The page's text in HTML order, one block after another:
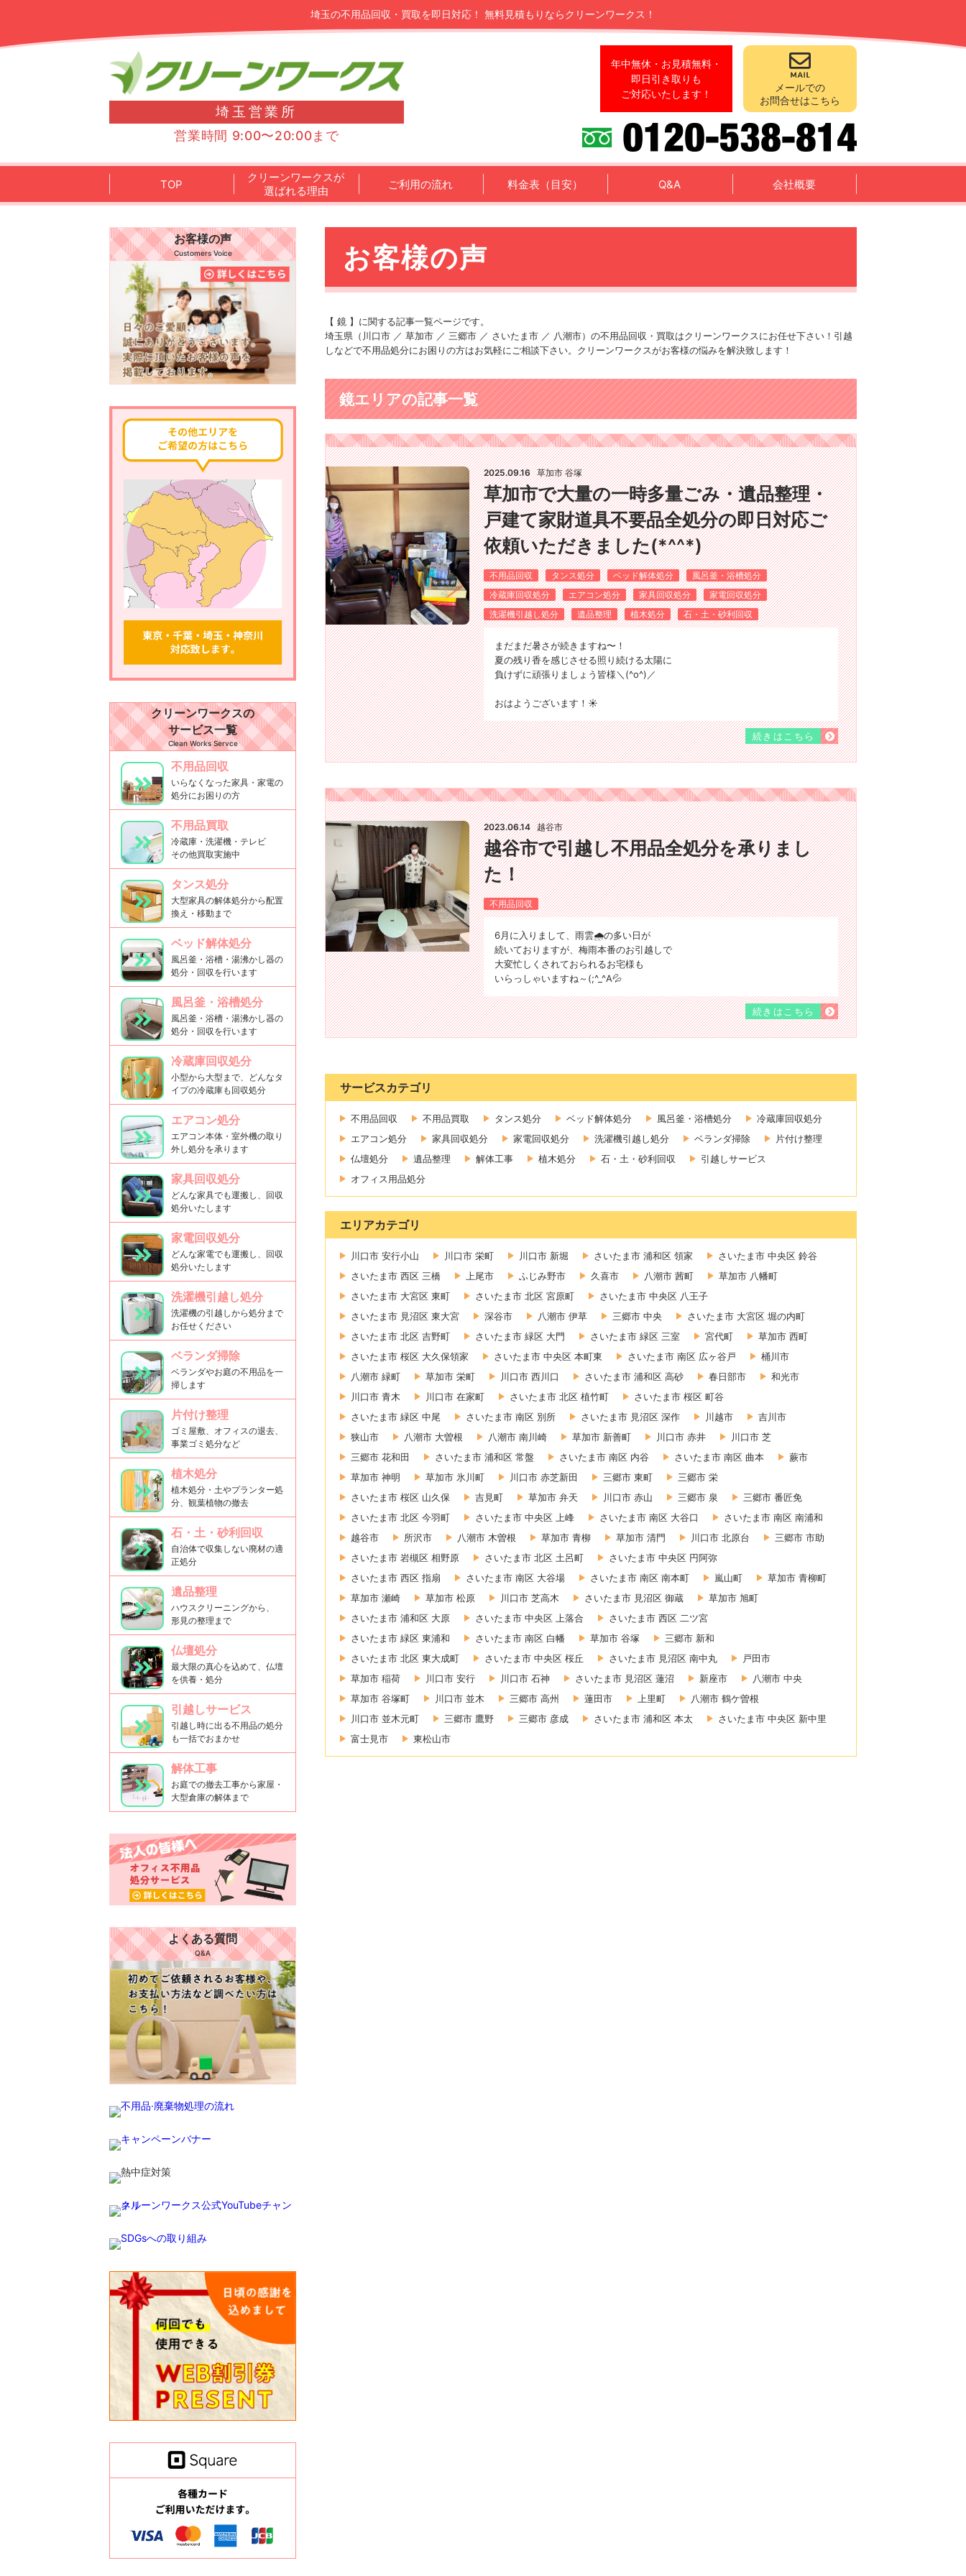
埼玉の不用品回収・買取を即日対応！ 無料見積もりならクリーンワークス！
埼玉営業所
営業時間 9:00〜20:00まで
年中無休・お見積無料・
即日引き取りも
ご対応いたします！
メールでの
お問合せはこちら
TOP
クリーンワークスが
選ばれる理由
ご利用の流れ 料金表（目安） Q&A 会社概要
お客様の声
【 鏡 】に関する記事一覧ページです。
埼玉県（川口市 ／ 草加市 ／ 三郷市 ／ さいたま市 ／ 八潮市）の不用品回収・買取はクリーンワークスにお任せ下さい！引越
しなどで不用品処分にお困りの方はお気軽にご相談下さい。クリーンワークスがお客様の悩みを解決致します！
鏡エリアの記事一覧
2025.09.16 草加市 谷塚
草加市で大量の一時多量ごみ・遺品整理・
戸建て家財道具不要品全処分の即日対応ご
依頼いただきました(*^^*)
不用品回収 タンス処分 ベッド解体処分
風呂釜・浴槽処分
冷蔵庫回収処分
エアコン処分 家具回収処分
家電回収処分
洗濯機引越し処分
遺品整理 植木処分 石・土・砂利回収
まだまだ暑さが続きますね〜！
夏の残り香を感じさせる照り続ける太陽に
負けずに頑張りましょう皆様＼(^o^)／
おはようございます！☀️
続きはこちら
2023.06.14 越谷市
越谷市で引越し不用品全処分を承りまし
た！
不用品回収
6月に入りまして、雨雲🌧の多い日が
続いておりますが、梅雨本番のお引越しで
大変忙しくされておられるお宅様も
いらっしゃいますね～(;^_^A💦
続きはこちら
サービスカテゴリ
不用品回収 不用品買取 タンス処分 ベッド解体処分 風呂釜・浴槽処分
冷蔵庫回収処分
エアコン処分
家具回収処分 家電回収処分 洗濯機引越し処分 ベランダ掃除
片付け整理
仏壇処分
遺品整理 解体工事 植木処分 石・土・砂利回収
引越しサービス
オフィス用品処分
エリアカテゴリ
川口市 安行小山 川口市 栄町 川口市 新堀 さいたま市 浦和区 領家
さいたま市 中央区 鈴谷
さいたま市 西区 三橋
上尾市 ふじみ野市 久喜市 八潮市 茜町
草加市 八幡町
さいたま市 大宮区 東町
さいたま市 北区 宮原町
さいたま市 中央区 八王子
さいたま市 見沼区 東大宮
深谷市 八潮市 伊草 三郷市 中央
さいたま市 大宮区 堀の内町
さいたま市 北区 吉野町
さいたま市 緑区 大門 さいたま市 緑区 三室 宮代町
草加市 西町
さいたま市 桜区 大久保領家
さいたま市 中央区 本町東 さいたま市 南区 広ヶ谷戸
桶川市
八潮市 緑町
草加市 栄町 川口市 西川口 さいたま市 浦和区 高砂 春日部市
和光市
川口市 青木
川口市 在家町 さいたま市 北区 植竹町
さいたま市 桜区 町谷
さいたま市 緑区 中尾
さいたま市 南区 別所 さいたま市 見沼区 深作 川越市
吉川市
狭山市
八潮市 大曽根 八潮市 南川崎 草加市 新善町 川口市 赤井
川口市 芝
三郷市 花和田
さいたま市 浦和区 常盤 さいたま市 南区 内谷 さいたま市 南区 曲本
蕨市
草加市 神明
草加市 氷川町 川口市 赤芝新田 三郷市 東町
三郷市 栄
さいたま市 桜区 山久保
吉見町 草加市 弁天 川口市 赤山 三郷市 泉
三郷市 番匠免
さいたま市 北区 今羽町
さいたま市 中央区 上峰 さいたま市 南区 大谷口
さいたま市 南区 南浦和
越谷市
所沢市 八潮市 木曽根 草加市 青柳 草加市 清門 川口市 北原台
三郷市 市助
さいたま市 岩槻区 相野原
さいたま市 北区 土呂町
さいたま市 中央区 円阿弥
さいたま市 西区 指扇
さいたま市 南区 大谷場 さいたま市 南区 南本町 嵐山町
草加市 青柳町
草加市 瀬崎
草加市 松原 川口市 芝高木 さいたま市 見沼区 御蔵
草加市 旭町
さいたま市 浦和区 大原
さいたま市 中央区 上落合
さいたま市 西区 二ツ宮
さいたま市 緑区 東浦和
さいたま市 南区 白幡 草加市 谷塚
三郷市 新和
さいたま市 北区 東大成町
さいたま市 中央区 桜丘 さいたま市 見沼区 南中丸
戸田市
草加市 稲荷
川口市 安行 川口市 石神 さいたま市 見沼区 蓮沼 新座市
八潮市 中央
草加市 谷塚町
川口市 並木 三郷市 高州 蓮田市 上里町
八潮市 鶴ケ曽根
川口市 並木元町
三郷市 鷹野 三郷市 彦成 さいたま市 浦和区 本太
さいたま市 中央区 新中里
富士見市
東松山市
お客様の声
Customers Voice
クリーンワークスの
サービス一覧
Clean Works Servce
不用品回収
いらなくなった家具・家電の
処分にお困りの方
不用品買取
冷蔵庫・洗濯機・テレビ
その他買取実施中
タンス処分
大型家具の解体処分から配置
換え・移動まで
ベッド解体処分
風呂釜・浴槽・湯沸かし器の
処分・回収を行います
風呂釜・浴槽処分
風呂釜・浴槽・湯沸かし器の
処分・回収を行います
冷蔵庫回収処分
小型から大型まで、どんなタ
イプの冷蔵庫も回収処分
エアコン処分
エアコン本体・室外機の取り
外し処分を承ります
家具回収処分
どんな家具でも運搬し、回収
処分いたします
家電回収処分
どんな家電でも運搬し、回収
処分いたします
洗濯機引越し処分
洗濯機の引越しから処分まで
お任せください
ベランダ掃除
ベランダやお庭の不用品を一
掃します
片付け整理
ゴミ屋敷、オフィスの退去、
事業ゴミ処分など
植木処分
植木処分・土やプランター処
分、観葉植物の撤去
石・土・砂利回収
自治体で収集しない廃材の適
正処分
遺品整理
ハウスクリーニングから、
形見の整理まで
仏壇処分
最大限の真心を込めて、仏壇
を供養・処分
引越しサービス
引越し時に出る不用品の処分
も一括でおまかせ
解体工事
お庭での撤去工事から家屋・
大型倉庫の解体まで
よくある質問
Q&A